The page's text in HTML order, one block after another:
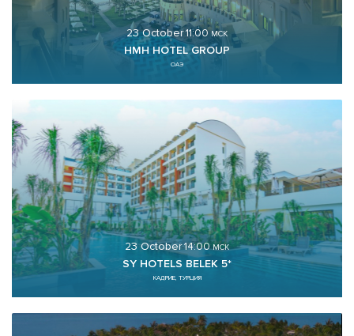
23 October11:00 МСК
HMH HOTEL GROUP
ОАЭ
23 October14:00 МСК
SY HOTELS BELEK 5*
КАДРИЕ, ТУРЦИЯ